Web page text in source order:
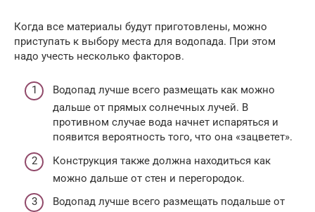
Когда все материалы будут приготовлены, можно
приступать к выбору места для водопада. При этом
надо учесть несколько факторов.
Водопад лучше всего размещать как можно
дальше от прямых солнечных лучей. В
противном случае вода начнет испаряться и
появится вероятность того, что она «зацветет».
Конструкция также должна находиться как
можно дальше от стен и перегородок.
Водопад лучше всего размещать подальше от